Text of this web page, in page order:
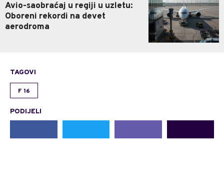
Avio-saobraćaj u regiji u uzletu:
Oboreni rekordi na devet
aerodroma
TAGOVI
F 16
PODIJELI